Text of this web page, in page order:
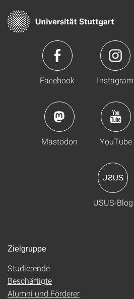
Facebook Instagram
Mastodon YouTube
USUS-Blog
Zielgruppe
Studierende
Beschäftigte
Alumni und Förderer